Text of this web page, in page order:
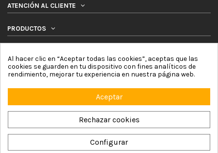
ATENCIÓN AL CLIENTE
PRODUCTOS
NEWSLETTER
Beljemi Online © 2026 by Online Network For4 Commerce, S.L. |
|Política de Cookies|Política de Privacidad|Términos y Condiciones
Al hacer clic en “Aceptar todas las cookies”, aceptas que las
cookies se guarden en tu dispositivo con fines analíticos de
rendimiento, mejorar tu experiencia en nuestra página web.
Aceptar
Rechazar cookies
Configurar